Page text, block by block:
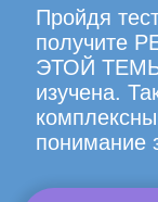
Пройдя
получите
ЭТОЙ
изучена.
понимание